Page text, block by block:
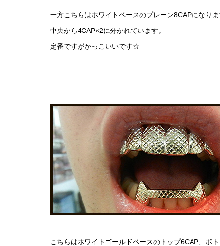
一方こちらはホワイトベースのプレーン8CAPになり
中央から4CAP×2に分かれています。
定番ですがかっこいいです☆
こちらはホワイトゴールドベースのトップ6CAP、ボ